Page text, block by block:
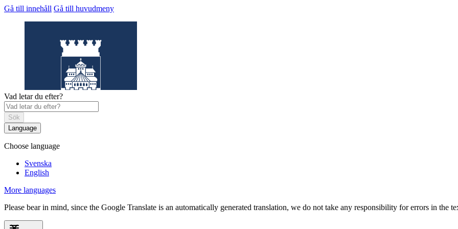
Gå till innehåll Gå till huvudmeny
Helsingborgs museum
Vad letar du efter?
Sök
Language
Choose language
Svenska
English
More languages
Please bear in mind, since the Google Translate is an automatically generated translation, we do not take any responsibility for errors in the